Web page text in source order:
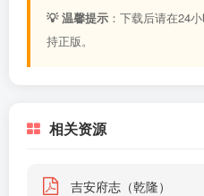
💡 温馨提示 ：下载后请在24
持正版。
相关资源
吉安府志（乾隆）